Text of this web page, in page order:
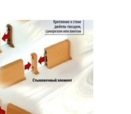
Плинтус для
определенной площади
Деревянный материал